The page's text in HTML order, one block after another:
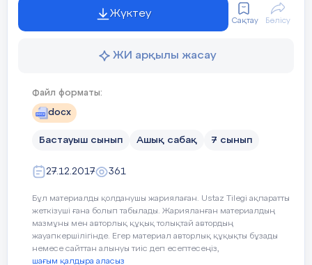
ОРМАН ҚОРА
Өлеңді мазмұнын
Ел аузындағы
ғасырдың аяғында,
мүсінші, сәулетші,ақын
қорқыныш пен
деседі.Адамдар
1.Оқушылар өздеріне
мәнерлеп оқиды.
Өлең мазмұнын топта
Сабақтың
Барлық оқушылар:
Кейбір оқушылар:
Жүктеу
Сақтау Бөлісу
ЖИ арқылы жасау
Файл форматы:
docx
Бастауыш сынып Ашық сабақ 7 сынып
27.12.2017 361
Бұл материалды қолданушы жариялаған. Ustaz Tilegi ақпаратты
жеткізуші ғана болып табылады. Жарияланған материалдың
мазмұны мен авторлық құқық толықтай автордың
жауапкершілігінде. Егер материал авторлық құқықты бұзады
немесе сайттан алынуы тиіс деп есептесеңіз,
шағым қалдыра аласыз